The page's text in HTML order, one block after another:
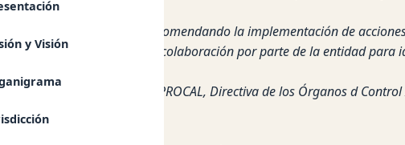
y Visión
y posterior.
Educativas recomendando la implementación de
a su autonomía y falta de colaboración por parte de la entidad para
Directiva N° 007-2015-CG/PROCAL, Directiva de los Órganos d